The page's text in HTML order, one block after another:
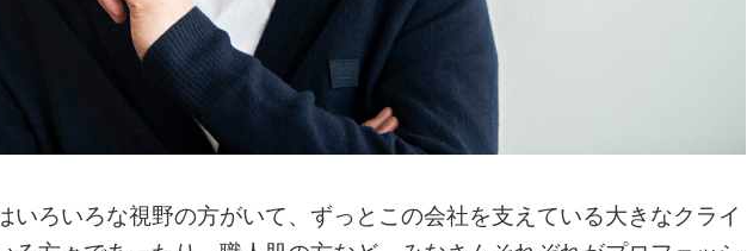
いろいろな視野の方がいて、ずっとこの会社を支えている大きなクライ